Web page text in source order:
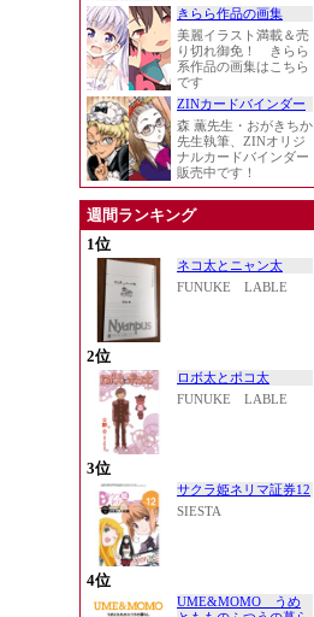
きらら作品の画集
美麗イラスト満載＆売
り切れ御免！ きらら
系作品の画集はこちら
です
ZINカードバインダー
森 薫先生・おがきちか
先生執筆、ZINオリジ
ナルカードバインダー
販売中です！
週間ランキング
1位
ネコ太とニャン太
FUNUKE LABLE
2位
ロボ太とポコ太
FUNUKE LABLE
3位
サクラ姫ネリマ証券12
SIESTA
4位
UME&MOMO うめ